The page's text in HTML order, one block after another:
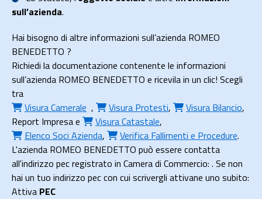
sull’azienda.
Hai bisogno di altre informazioni sull’azienda ROMEO
BENEDETTO ?
Richiedi la documentazione contenente le informazioni
sull’azienda ROMEO BENEDETTO e ricevila in un clic! Scegli
tra
Visura Camerale , Visura Protesti, Visura Bilancio,
Report Impresae Visura Catastale,
Elenco Soci Azienda, Verifica Fallimenti e Procedure.
L'azienda ROMEO BENEDETTO può essere contatta
all'indirizzo pec registrato in Camera di Commercio: . Se non
hai un tuo indirizzo pec con cui scrivergli attivane uno subito:
Attiva PEC